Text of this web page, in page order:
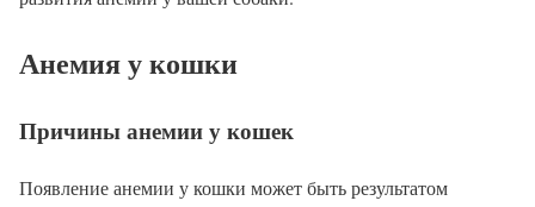
Анемия у кошки
Причины анемии у кошек
Появление анемии у кошки может быть результатом